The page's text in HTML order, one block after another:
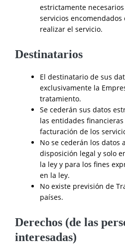
estrictamente
servicios encomendados
realizar el servicio.
Destinatarios
El destinatario de sus
exclusivamente la
tratamiento.
Se cederán sus datos
las entidades
facturación de los
No se cederán los datos
disposición legal y solo
la ley y para los fines
en la ley.
No existe previsión de
países.
Derechos (de las
interesadas)